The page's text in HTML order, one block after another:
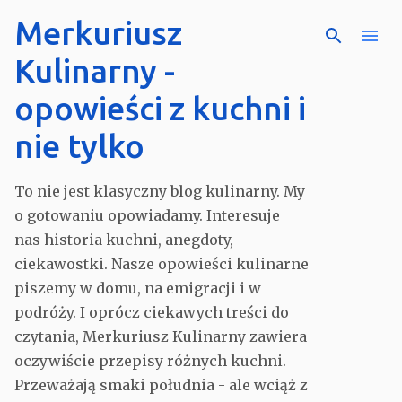
Merkuriusz
Kulinarny -
opowieści z kuchni i
nie tylko
To nie jest klasyczny blog kulinarny. My
o gotowaniu opowiadamy. Interesuje
nas historia kuchni, anegdoty,
ciekawostki. Nasze opowieści kulinarne
piszemy w domu, na emigracji i w
podróży. I oprócz ciekawych treści do
czytania, Merkuriusz Kulinarny zawiera
oczywiście przepisy różnych kuchni.
Przeważają smaki południa - ale wciąż z